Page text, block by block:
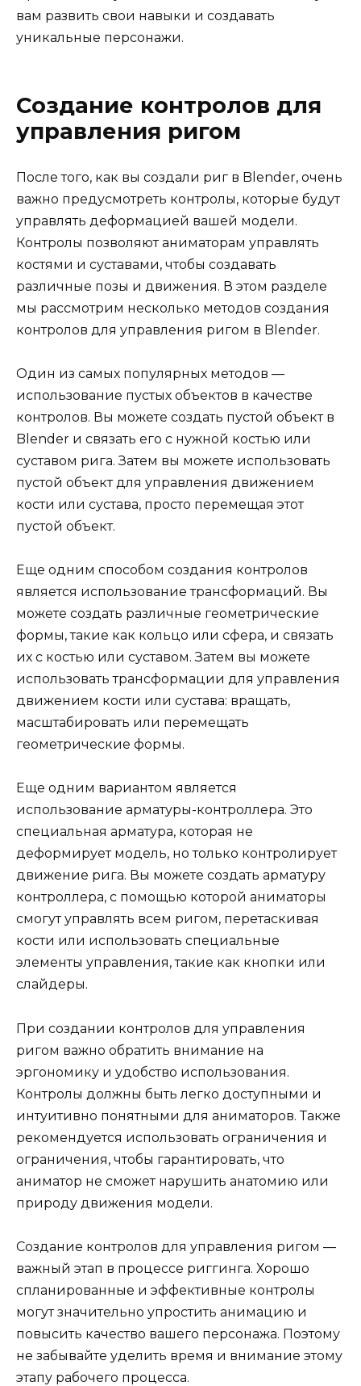
вам развить свои навыки и создавать
уникальные персонажи.
Создание контролов для
управления ригом
После того, как вы создали риг в Blender, очень
важно предусмотреть контролы, которые будут
управлять деформацией вашей модели.
Контролы позволяют аниматорам управлять
костями и суставами, чтобы создавать
различные позы и движения. В этом разделе
мы рассмотрим несколько методов создания
контролов для управления ригом в Blender.
Один из самых популярных методов —
использование пустых объектов в качестве
контролов. Вы можете создать пустой объект в
Blender и связать его с нужной костью или
суставом рига. Затем вы можете использовать
пустой объект для управления движением
кости или сустава, просто перемещая этот
пустой объект.
Еще одним способом создания контролов
является использование трансформаций. Вы
можете создать различные геометрические
формы, такие как кольцо или сфера, и связать
их с костью или суставом. Затем вы можете
использовать трансформации для управления
движением кости или сустава: вращать,
масштабировать или перемещать
геометрические формы.
Еще одним вариантом является
использование арматуры-контроллера. Это
специальная арматура, которая не
деформирует модель, но только контролирует
движение рига. Вы можете создать арматуру
контроллера, с помощью которой аниматоры
смогут управлять всем ригом, перетаскивая
кости или использовать специальные
элементы управления, такие как кнопки или
слайдеры.
При создании контролов для управления
ригом важно обратить внимание на
эргономику и удобство использования.
Контролы должны быть легко доступными и
интуитивно понятными для аниматоров. Также
рекомендуется использовать ограничения и
ограничения, чтобы гарантировать, что
аниматор не сможет нарушить анатомию или
природу движения модели.
Создание контролов для управления ригом —
важный этап в процессе риггинга. Хорошо
спланированные и эффективные контролы
могут значительно упростить анимацию и
повысить качество вашего персонажа. Поэтому
не забывайте уделить время и внимание этому
этапу рабочего процесса.